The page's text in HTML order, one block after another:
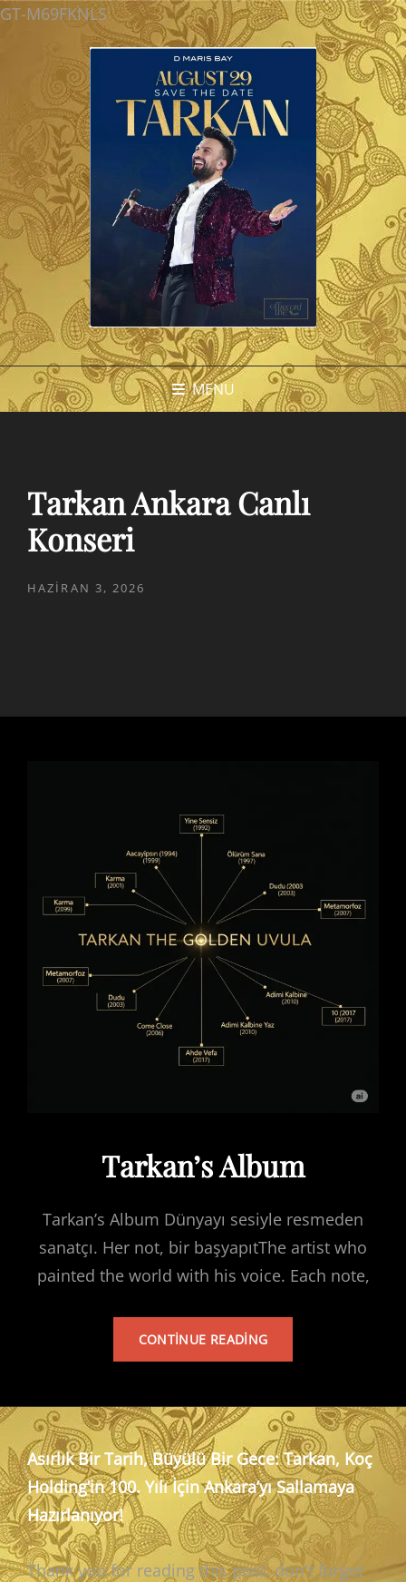
GT-M69FKNLS
MENU
Tarkan Ankara Canlı
Konseri
POSTED
HAZIRAN 3, 2026
Tarkan’s Album
Tarkan’s Album Dünyayı sesiyle resmeden
sanatçı. Her not, bir başyapıtThe artist who
painted the world with his voice. Each note,
CONTINUE READINGTARKAN’S
Asırlık Bir Tarih, Büyülü Bir Gece: Tarkan, Koç
Holding’in 100. Yılı İçin Ankara’yı Sallamaya
Hazırlanıyor!
Thank you for reading this post, don't forget